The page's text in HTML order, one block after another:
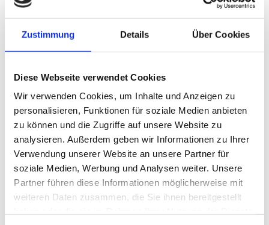
Zustimmung Details Über Cookies
Diese Webseite verwendet Cookies
Wir verwenden Cookies, um Inhalte und Anzeigen zu
personalisieren, Funktionen für soziale Medien anbieten
zu können und die Zugriffe auf unsere Website zu
analysieren. Außerdem geben wir Informationen zu Ihrer
Verwendung unserer Website an unsere Partner für
soziale Medien, Werbung und Analysen weiter. Unsere
Partner führen diese Informationen möglicherweise mit
weiteren Daten zusammen, die Sie ihnen bereitgestellt
Ich habe die Datenschutzerklärung zur Kenntnis genommen. Ich
stimme einer elektronischen Speicherung und Verarbeitung meiner
eingegebenen Daten zur Beantwortung meiner Anfrage zu. *